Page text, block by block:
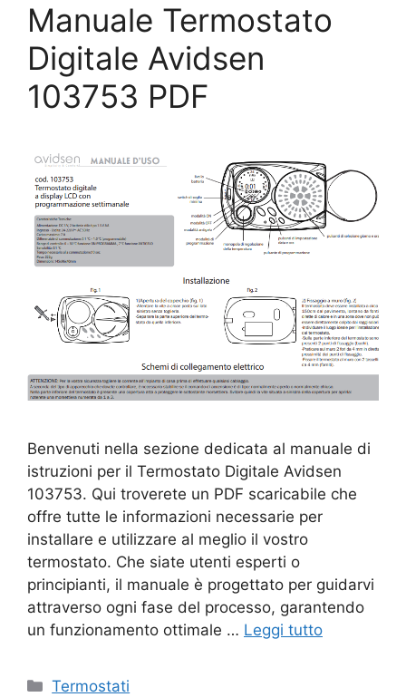
Manuale Termostato
Digitale Avidsen
103753​ PDF
Benvenuti nella sezione dedicata al manuale di
istruzioni per il Termostato Digitale Avidsen
103753. Qui troverete un PDF scaricabile che
offre tutte le informazioni necessarie per
installare e utilizzare al meglio il vostro
termostato. Che siate utenti esperti o
principianti, il manuale è progettato per guidarvi
attraverso ogni fase del processo, garantendo
un funzionamento ottimale … Leggi tutto
Categorie
Termostati